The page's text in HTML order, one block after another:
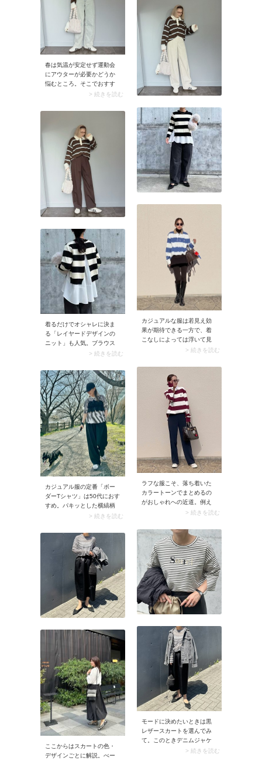
が◎。ブラックコーデにメ
タリックゴールドのミニシ
ョルダーバッグを合わせれ
ばアクセントになります
春は気温が安定せず運動会
にアウターが必要かどうか
悩むところ。そこでおすす
めなのがトップスで柄モノ
暑くなってアウターを脱い
すよ。ボーダーやドット柄
なら大人っぽくてこなれた
印象に。
> 続きを読む
カジュアルな服は若見え効
果が期待できる一方で、着
こなしによっては浮いて見
えることも。特にトップス
代ほどバランスが重要で
す。そんなときこそ頼りに
なるのが黒タートルネッ
ク！カジュアルなラガーシ
ャツも、首元から黒タート
ルネックを覗かせるだけで
ラフさが程よく抑えられ、
コーデ全体がグッと引き締
まります。きちんと感と抜
け感のバランスが整い、40
代の肌や雰囲気にも馴染む
スタイルに。
> 続きを読む
着るだけでオシャレに決ま
る「レイヤードデザインの
ニット」も人気。ブラウス
とニットを重ね着したよう
のテクニックは不要。シン
プルなパンツを合わせるだ
けで今どきのルックスが楽
しめます。
> 続きを読む
ラフな服こそ、落ち着いた
カラートーンでまとめるの
がおしゃれへの近道。例え
ばボルドーのカジュアルな
ネイビーのパンツを合わせ
てクラシックな配色に。上
品で程よく抜けのある着こ
なしに決まります。
> 続きを読む
カジュアル服の定番「ボー
ダーTシャツ」は50代におす
すめ。パキッとした横縞柄
（よこしまがら）がアクテ
イキイキとした印象に。加
えて全身をモノトーンカラ
ーでまとめると、シンプル
で大人っぽいコーデに仕上
がります。
> 続きを読む
モードに決めたいときは黒
レザースカートを選んでみ
て。このときデニムジャケ
ットは黒orグレーを選ぶと、
> 続きを読む
ここからはスカートの色・
デザインごとに解説。べー